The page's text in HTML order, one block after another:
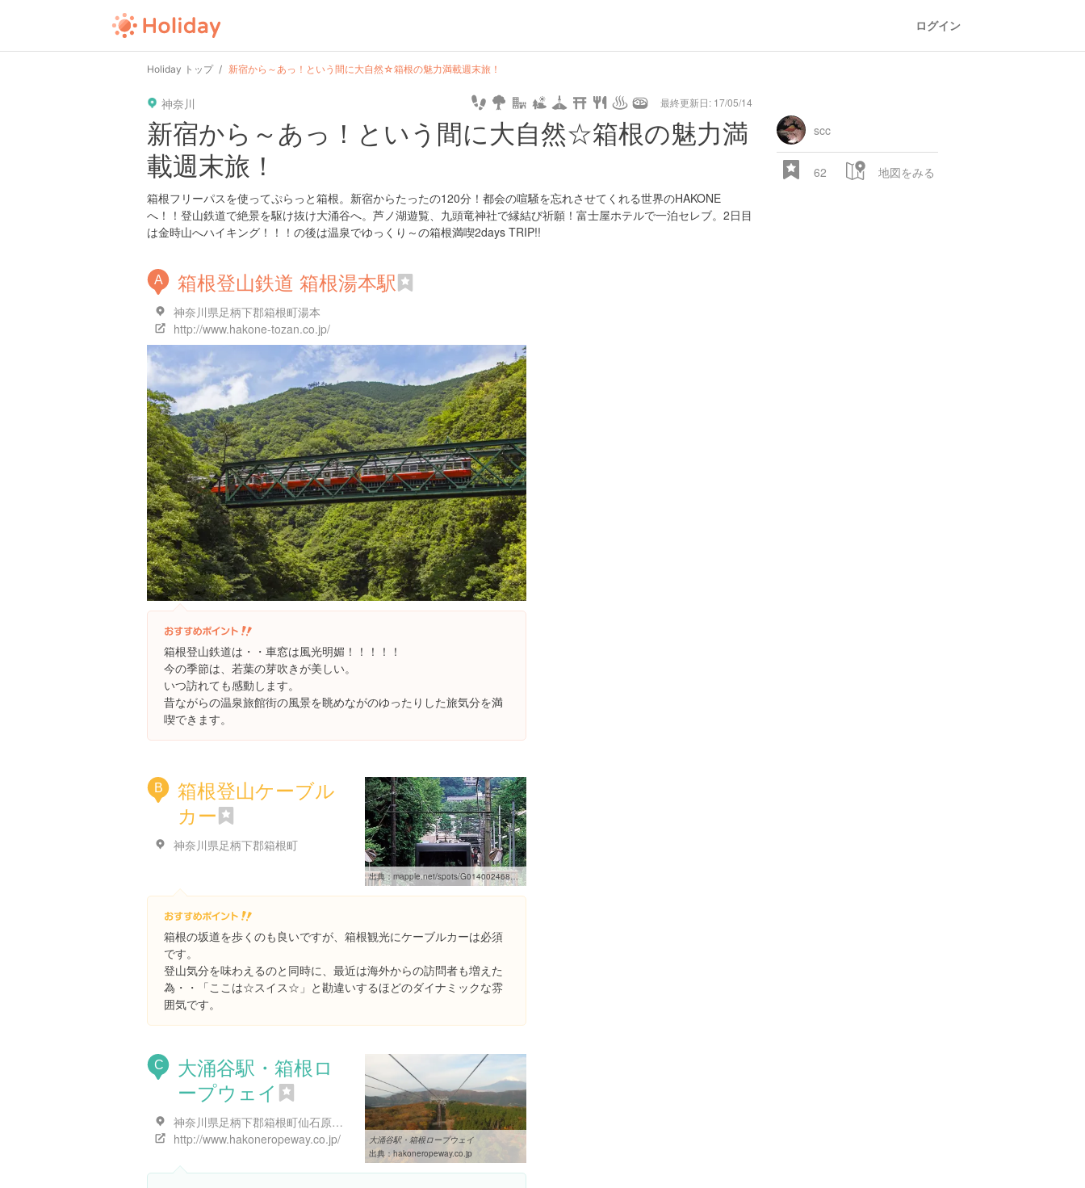
ログイン
Holiday トップ 新宿から～あっ！という間に大自然☆箱根の魅力満載週末旅！
神奈川 最終更新日: 17/05/14
新宿から～あっ！という間に大自然☆箱根の魅力満
載週末旅！
箱根フリーパスを使ってぷらっと箱根。新宿からたったの120分！都会の喧騒を忘れさせてくれる世界のHAKONE
へ！！登山鉄道で絶景を駆け抜け大涌谷へ。芦ノ湖遊覧、九頭竜神社で縁結び祈願！富士屋ホテルで一泊セレブ。2日目
は金時山へハイキング！！！の後は温泉でゆっくり～の箱根満喫2days TRIP!!
scc
62 地図をみる
A 箱根登山鉄道 箱根湯本駅
神奈川県足柄下郡箱根町湯本
http://www.hakone-tozan.co.jp/
箱根登山鉄道は・・車窓は風光明媚！！！！！
今の季節は、若葉の芽吹きが美しい。
いつ訪れても感動します。
昔ながらの温泉旅館街の風景を眺めながのゆったりした旅気分を満
喫できます。
B
箱根登山ケーブル
カー
神奈川県足柄下郡箱根町
出典：mapple.net/spots/G01400246802.htm
箱根の坂道を歩くのも良いですが、箱根観光にケーブルカーは必須
です。
登山気分を味わえるのと同時に、最近は海外からの訪問者も増えた
為・・「ここは☆スイス☆」と勘違いするほどのダイナミックな雰
囲気です。
C
大涌谷駅・箱根ロ
ープウェイ
神奈川県足柄下郡箱根町仙石原１２５１-１
http://www.hakoneropeway.co.jp/
大涌谷駅・箱根ロープウェイ
出典：hakoneropeway.co.jp